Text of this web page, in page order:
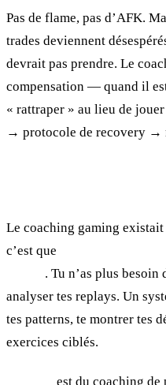
Pas de flame, pas d’AFK.
trades deviennent
devrait pas prendre. Le
compensation — quand il
« rattraper » au lieu de
→ protocole de recovery →
Le coaching gaming
c’est que
. Tu n’as plus
analyser tes replays. Un
tes patterns, te montrer tes
exercices ciblés.
est du coaching de